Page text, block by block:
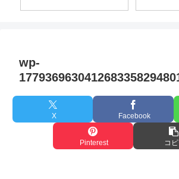
wp-
X Facebook
Pinterest コ